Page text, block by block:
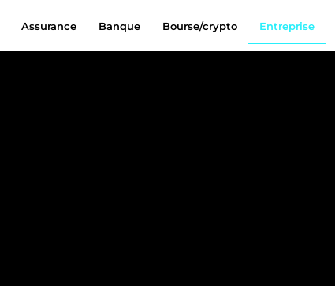
Assurance Banque Bourse/crypto Entreprise